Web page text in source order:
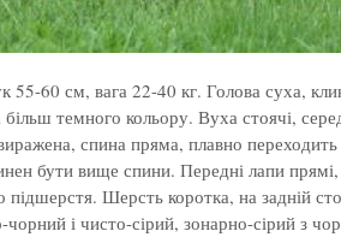
55-60 см, вага 22-40 кг. Голова суха,
темного кольору. Вуха стоячі,
спина пряма, плавно
бути вище спини. Передні лапи
підшерстя. Шерсть коротка, на задній
і чисто-сірий, зонарно-сірий з